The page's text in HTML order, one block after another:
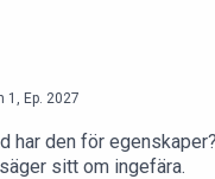
1 Ep. 2027
har den för
sitt om ingefära.